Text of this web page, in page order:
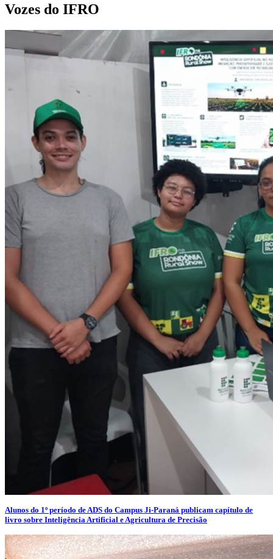
Vozes do IFRO
Alunos do 1º período de ADS do Campus Ji-Paraná publicam capítulo de
livro sobre Inteligência Artificial e Agricultura de Precisão